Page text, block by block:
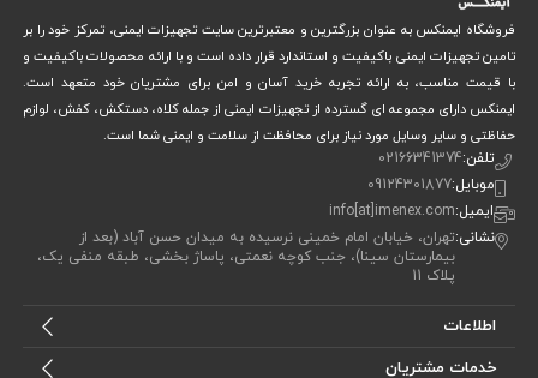
فروشگاه ایمنکس به عنوان بزرگترین و معتبرترین سایت تجهیزات ایمنی، تمرکز خود را بر
تامین تجهیزات ایمنی باکیفیت و استاندارد قرار داده است و با ارائه محصولات باکیفیت و
با قیمت مناسب، به ارائه تجربه خرید آسان و امن برای مشتریان خود متعهد است.
ایمنکس دارای مجموعه ای گسترده از تجهیزات ایمنی از جمله کلاه، دستکش، کفش، لوازم
حفاظتی و سایر وسایل مورد نیاز برای محافظت از سلامت و ایمنی شما است.
تلفن:02166341374
موبایل:09124301877
ایمیل:info[at]imenex.com
نشانی:تهران، خیابان امام خمینی نرسیده به میدان حسن آباد (بعد از
بیمارستان سینا)، جنب کوچه نعمتی، پاساژ بخشی، طبقه منفی یک،
پلاک 11
اطلاعات
خدمات مشتریان